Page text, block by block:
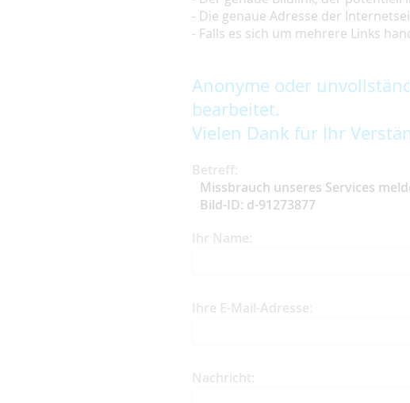
- Die genaue Adresse der
- Falls es sich um mehrere Links
Anonyme oder
bearbeitet.
Vielen Dank für Ihr
Betreff:
Missbrauch unseres Services
Bild-ID: d-91273877
Ihr Name:
Ihre E-Mail-Adresse:
Nachricht: